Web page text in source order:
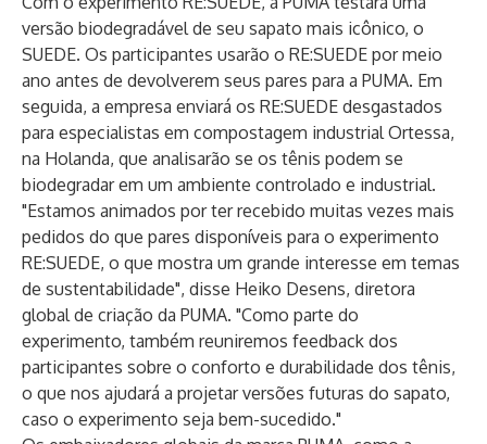
versão biodegradável de seu sapato mais icônico, o
SUEDE. Os participantes usarão o RE:SUEDE por meio
ano antes de devolverem seus pares para a PUMA. Em
seguida, a empresa enviará os RE:SUEDE desgastados
para especialistas em compostagem industrial Ortessa,
na Holanda, que analisarão se os tênis podem se
biodegradar em um ambiente controlado e industrial.
"Estamos animados por ter recebido muitas vezes mais
pedidos do que pares disponíveis para o experimento
RE:SUEDE, o que mostra um grande interesse em temas
de sustentabilidade", disse Heiko Desens, diretora
global de criação da PUMA. "Como parte do
experimento, também reuniremos feedback dos
participantes sobre o conforto e durabilidade dos tênis,
o que nos ajudará a projetar versões futuras do sapato,
caso o experimento seja bem-sucedido."